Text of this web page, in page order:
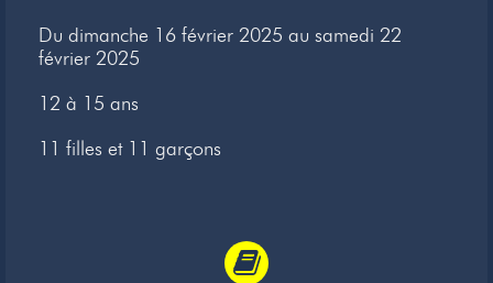
Newsletter
Du dimanche 16 février 2025 au samedi 22
février 2025
12 à 15 ans
11 filles et 11 garçons